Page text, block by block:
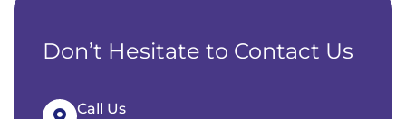
Don’t Hesitate to Contact Us
Call Us